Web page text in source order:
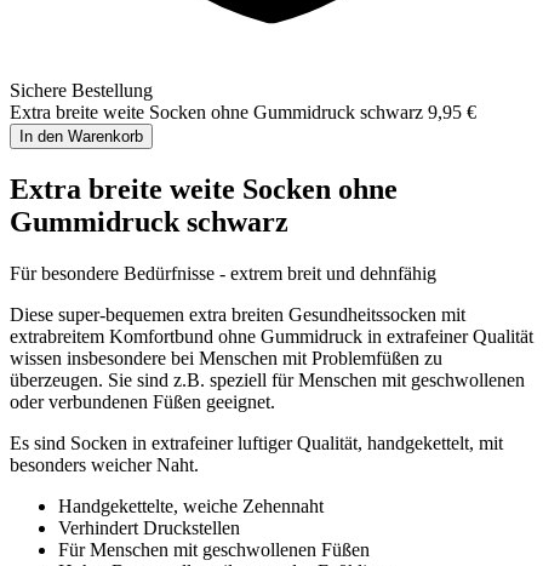
Sichere Bestellung
Extra breite weite Socken ohne Gummidruck schwarz 9,95 €
In den Warenkorb
Extra breite weite Socken ohne
Gummidruck schwarz
Für besondere Bedürfnisse - extrem breit und dehnfähig
Diese super-bequemen extra breiten Gesundheitssocken mit
extrabreitem Komfortbund ohne Gummidruck in extrafeiner Qualität
wissen insbesondere bei Menschen mit Problemfüßen zu
überzeugen. Sie sind z.B. speziell für Menschen mit geschwollenen
oder verbundenen Füßen geeignet.
Es sind Socken in extrafeiner luftiger Qualität, handgekettelt, mit
besonders weicher Naht.
Handgekettelte, weiche Zehennaht
Verhindert Druckstellen
Für Menschen mit geschwollenen Füßen